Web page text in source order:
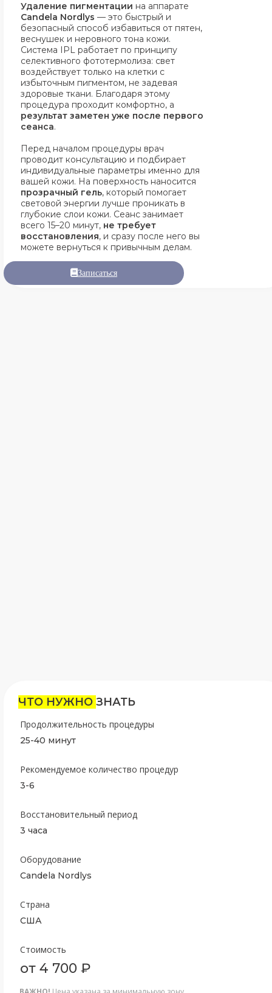
Удаление пигментации на аппарате
Candela Nordlys — это быстрый и
безопасный способ избавиться от пятен,
веснушек и неровного тона кожи.
Система IPL работает по принципу
селективного фототермолиза: свет
воздействует только на клетки с
избыточным пигментом, не задевая
здоровые ткани. Благодаря этому
процедура проходит комфортно, а
результат заметен уже после первого
сеанса.
Перед началом процедуры врач
проводит консультацию и подбирает
индивидуальные параметры именно для
вашей кожи. На поверхность наносится
прозрачный гель, который помогает
световой энергии лучше проникать в
глубокие слои кожи. Сеанс занимает
всего 15–20 минут, не требует
восстановления, и сразу после него вы
можете вернуться к привычным делам.
Записаться
ЧТО НУЖНО ЗНАТЬ
Продолжительность процедуры
25-40 минут
Рекомендуемое количество процедур
3-6
Восстановительный период
3 часа
Оборудование
Candela Nordlys
Страна
США
Стоимость
от 4 700 ₽